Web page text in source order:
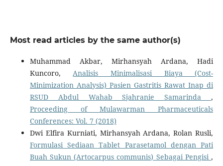
Most read articles by the same author(s)
Muhammad Akbar, Mirhansyah Ardana, Hadi
Kuncoro,Analisis Minimalisasi Biaya (Cost-
Minimization Analysis) Pasien Gastritis Rawat Inap di
RSUD Abdul Wahab Sjahranie Samarinda,
Proceeding of Mulawarman Pharmaceuticals
Conferences: Vol. 7 (2018)
Dwi Elfira Kurniati, Mirhansyah Ardana, Rolan Rusli,
Formulasi Sediaan Tablet Parasetamol dengan Pati
Buah Sukun (Artocarpus communis) Sebagai Pengisi,